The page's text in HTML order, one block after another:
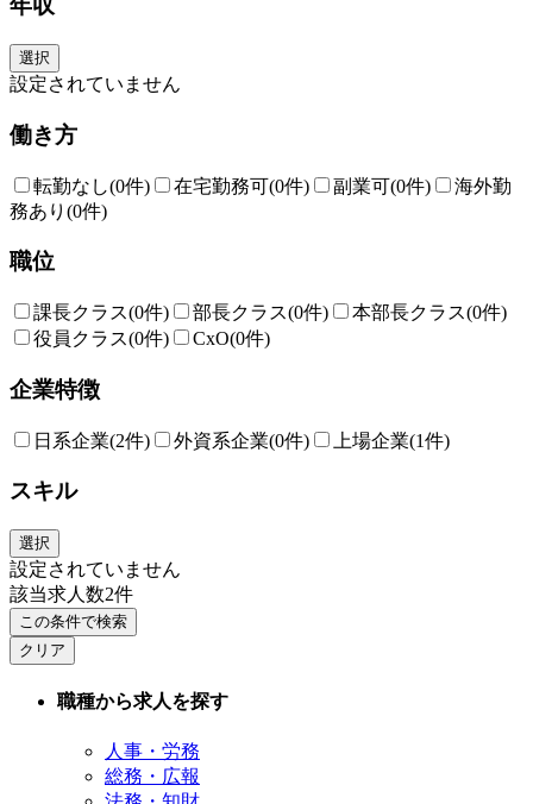
年収
選択
設定されていません
働き方
転勤なし(0件) 在宅勤務可(0件) 副業可(0件)
海外勤
務あり (0件)
職位
課長クラス(0件) 部長クラス(0件) 本部長クラス(0件)
役員クラス(0件) CxO(0件)
企業特徴
日系企業(2件) 外資系企業(0件) 上場企業(1件)
スキル
選択
設定されていません
該当求人数2件
この条件で検索
クリア
職種から求人を探す
人事・労務
総務・広報